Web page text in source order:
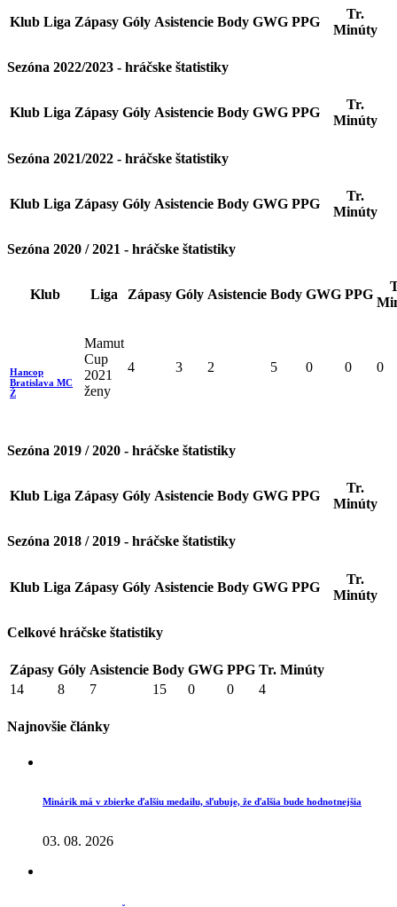
Klub Liga Zápasy Góly Asistencie Body GWG PPG
Tr.
Minúty
Sezóna 2022/2023 - hráčske štatistiky
Klub Liga Zápasy Góly Asistencie Body GWG PPG
Tr.
Minúty
Sezóna 2021/2022 - hráčske štatistiky
Klub Liga Zápasy Góly Asistencie Body GWG PPG
Tr.
Minúty
Sezóna 2020 / 2021 - hráčske štatistiky
Klub Liga Zápasy Góly Asistencie Body GWG PPG
Hancop
Bratislava MC
Ž
Mamut
Cup
2021
ženy
4 3 2 5 0 0 0
Sezóna 2019 / 2020 - hráčske štatistiky
Klub Liga Zápasy Góly Asistencie Body GWG PPG
Tr.
Minúty
Sezóna 2018 / 2019 - hráčske štatistiky
Klub Liga Zápasy Góly Asistencie Body GWG PPG
Tr.
Minúty
Celkové hráčske štatistiky
Zápasy Góly Asistencie Body GWG PPG Tr. Minúty
14
8 7 15 0 0 4
Najnovšie články
Minárik má v zbierke ďalšiu medailu, sľubuje, že ďalšia bude hodnotnejšia
03. 08. 2026